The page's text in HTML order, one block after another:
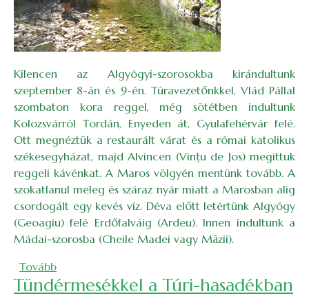
Kilencen az Algyógyi-szorosokba kirándultunk
szeptember 8-án és 9-én. Túravezetőnkkel, Vlád Pállal
szombaton kora reggel, még sötétben indultunk
Kolozsvárról Tordán, Enyeden át, Gyulafehérvár felé.
Ott megnéztük a restaurált várat és a római katolikus
székesegyházat, majd Alvincen (Vinţu de Jos) megittuk
reggeli kávénkat. A Maros völgyén mentünk tovább. A
szokatlanul meleg és száraz nyár miatt a Marosban alig
csordogált egy kevés víz. Déva előtt letértünk Algyógy
(Geoagiu) felé Erdőfalváig (Ardeu). Innen indultunk a
Mádai-szorosba (Cheile Madei vagy Măzii).
Tovább(Algyógy és környéke – csodálatos völgyek, vad
Tündérmesékkel a Túri-hasadékban